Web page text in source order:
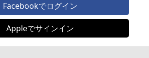
Facebookでログイン
Appleでサインイン